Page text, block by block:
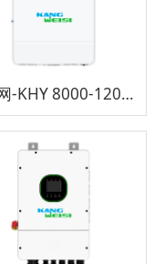
混合网-KHY 8000-12000TL3-48TX